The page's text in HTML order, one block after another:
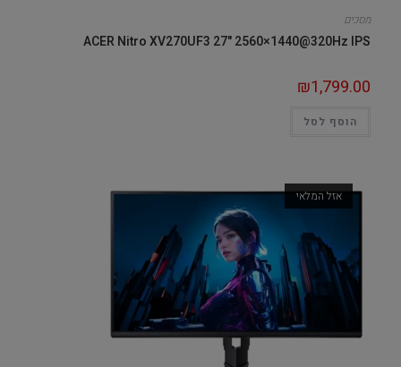
מסכים
ACER Nitro XV270UF3 27" 2560×1440@320Hz IPS
₪1,799.00
הוסף לסל
אזל המלאי